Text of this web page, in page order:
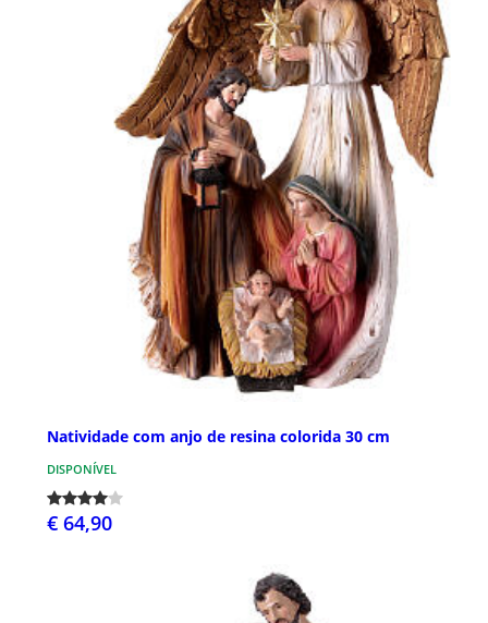
Natividade com anjo de resina colorida 30 cm
DISPONÍVEL
€ 64,90